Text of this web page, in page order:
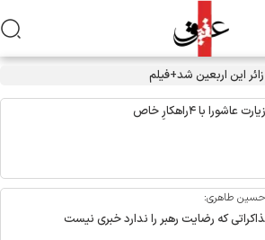
این اربعین شد+فیلم
با ۴راهکارِ خاص
طاهری:
که رضایت رهبر را ندارد خبری نیست